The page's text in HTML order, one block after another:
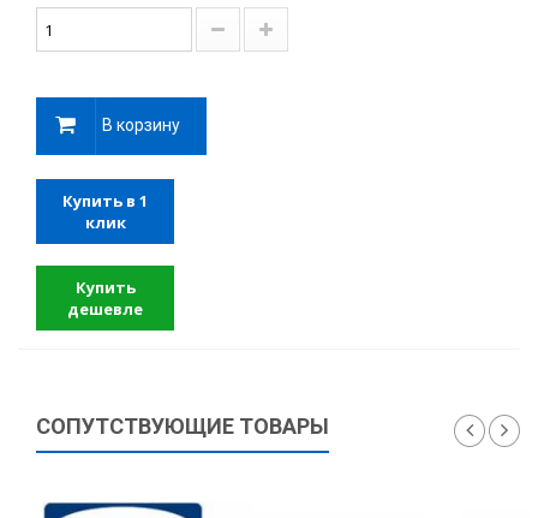
В корзину
Купить в 1
клик
Купить
дешевле
СОПУТСТВУЮЩИЕ ТОВАРЫ